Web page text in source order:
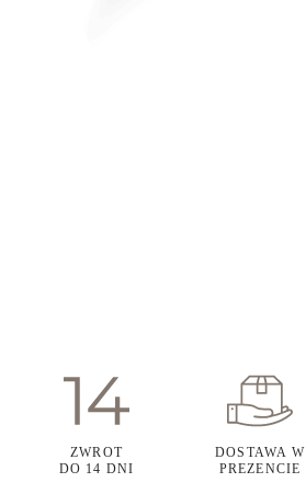
ZWROT
DO 14 DNI
DOSTAWA W
PREZENCIE